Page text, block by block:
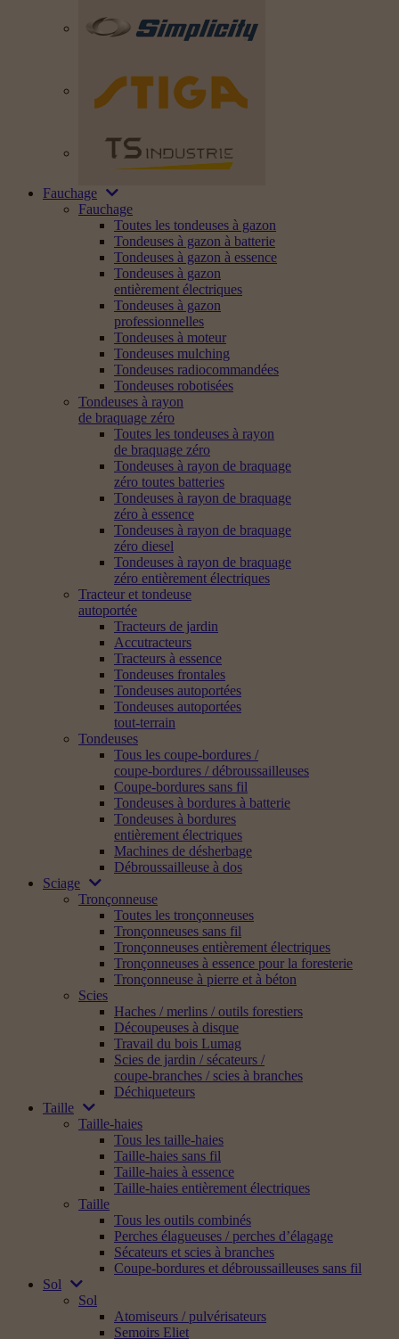
Fauchage
Fauchage
Toutes les tondeuses à gazon
Tondeuses à gazon à batterie
Tondeuses à gazon à essence
Tondeuses à gazon
entièrement électriques
Tondeuses à gazon
professionnelles
Tondeuses à moteur
Tondeuses mulching
Tondeuses radiocommandées
Tondeuses robotisées
Tondeuses à rayon
de braquage zéro
Toutes les tondeuses à rayon
de braquage zéro
Tondeuses à rayon de braquage
zéro toutes batteries
Tondeuses à rayon de braquage
zéro à essence
Tondeuses à rayon de braquage
zéro diesel
Tondeuses à rayon de braquage
zéro entièrement électriques
Tracteur et tondeuse
autoportée
Tracteurs de jardin
Accutracteurs
Tracteurs à essence
Tondeuses frontales
Tondeuses autoportées
Tondeuses autoportées
tout-terrain
Tondeuses
Tous les coupe-bordures /
coupe-bordures / débroussailleuses
Coupe-bordures sans fil
Tondeuses à bordures à batterie
Tondeuses à bordures
entièrement électriques
Machines de désherbage
Débroussailleuse à dos
Sciage
Tronçonneuse
Toutes les tronçonneuses
Tronçonneuses sans fil
Tronçonneuses entièrement électriques
Tronçonneuses à essence pour la foresterie
Tronçonneuse à pierre et à béton
Scies
Haches / merlins / outils forestiers
Découpeuses à disque
Travail du bois Lumag
Scies de jardin / sécateurs /
coupe-branches / scies à branches
Déchiqueteurs
Taille
Taille-haies
Tous les taille-haies
Taille-haies sans fil
Taille-haies à essence
Taille-haies entièrement électriques
Taille
Tous les outils combinés
Perches élagueuses / perches d’élagage
Sécateurs et scies à branches
Coupe-bordures et débroussailleuses sans fil
Sol
Sol
Atomiseurs / pulvérisateurs
Semoirs Eliet